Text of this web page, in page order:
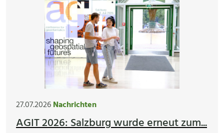
27.07.2026Nachrichten
AGIT 2026: Salzburg wurde erneut zum...